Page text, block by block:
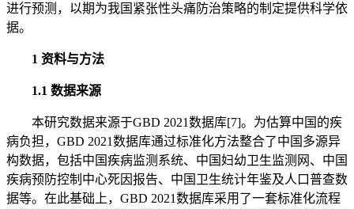
进行预测，以期为我国紧张性头痛防治策略的制定提供科学依
据。
1 资料与方法
1.1 数据来源
本研究数据来源于GBD 2021数据库[7]。为估算中国的疾
病负担，GBD 2021数据库通过标准化方法整合了中国多源异
构数据，包括中国疾病监测系统、中国妇幼卫生监测网、中国
疾病预防控制中心死因报告、中国卫生统计年鉴及人口普查数
据等。在此基础上，GBD 2021数据库采用了一套标准化流程